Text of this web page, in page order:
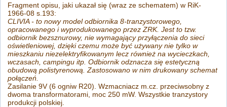
Fragment opisu, jaki ukazał się (wraz ze schematem) w RiK-
1966-08 s.193:
CLIVIA - to nowy model odbiornika 8-tranzystorowego,
opracowanego i wyprodukowanego przez ZRK. Jest to tzw.
odbiornik bezsznurowy, nie wymagający przyłączenia do sieci
oświetleniowej, dzięki czemu może być używany nie tylko w
mieszkaniu niezelektryfikowanym lecz również na wycieczkach,
wczasach, campingu itp. Odbiornik odznacza się estetyczną
obudową polistyrenową. Zastosowano w nim drukowany schemat
połączeń.
Zasilanie 9V (6 ogniw R20). Wzmacniacz m.cz. przeciwsobny z
dwoma transformatorami, moc 250 mW. Wszystkie tranzystory
produkcji polskiej.